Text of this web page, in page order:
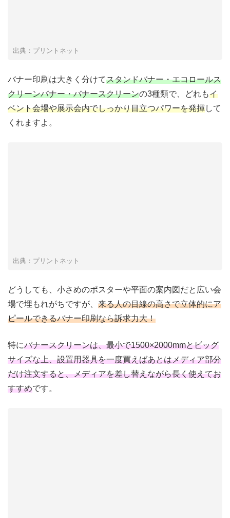
出典：プリントネット
バナー印刷は大きく分けてスタンドバナー・エコロールス
クリーンバナー・バナースクリーンの3種類で、どれもイ
ベント会場や展示会内でしっかり目立つパワーを発揮して
くれますよ。
出典：プリントネット
どうしても、小さめのポスターや平面の案内図だと広い会
場で埋もれがちですが、 来る人の目線の高さで立体的にア
ピールできるバナー印刷なら訴求力大！
特にバナースクリーンは、最小で1500×2000mmとビッグ
サイズな上、設置用器具を一度買えばあとはメディア部分
だけ注文すると、メディアを差し替えながら長く使えてお
すすめです。